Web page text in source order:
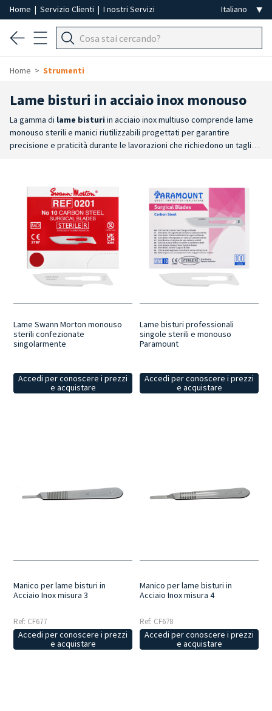
Home | Servizio Clienti | I nostri Servizi
Home Strumenti
Lame bisturi in acciaio inox monouso
La gamma di lame bisturi in acciaio inox multiuso comprende lame
monouso sterili e manici riutilizzabili progettati per garantire
precisione e praticità durante le lavorazioni che richiedono un taglio
realizzate in acciaio inox certificato, che garantisce resistenza alla
corrosione e alla deformazione durante l'uso.Sterili e monouso
ogni lama è confezionata singolarmente e sterilizzata, garantendo le
condizioni igieniche per il lavoro professionale.Precisione di
taglio: affilatura della lama che assicura la massima precisione
durante il taglio, per rimuovere rapidamente le ipercheratosi,
minimizzando il disagio e ottimizzando i risultati.Compatibilità con
il manico dei bisturi: lame progettate per essere compatibili con i
misure più utilizzate di lame bisturi, per una scelta efficiente per
professionisti del settore che richiedono strumenti di alta qualità.
Lame Swann Morton monouso
sterili confezionate
singolarmente
Accedi per conoscere i prezzi
e acquistare
Lame bisturi professionali
singole sterili e monouso
Paramount
Accedi per conoscere i prezzi
e acquistare
Manico per lame bisturi in
Acciaio Inox misura 3
Ref: CF677
Accedi per conoscere i prezzi
e acquistare
Manico per lame bisturi in
Acciaio Inox misura 4
Ref: CF678
Accedi per conoscere i prezzi
e acquistare